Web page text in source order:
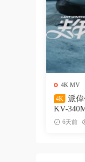
4K MV
4K
派
KV-
6天前